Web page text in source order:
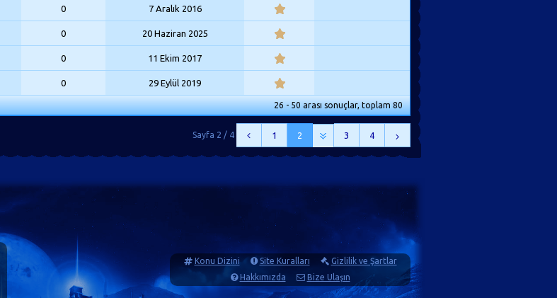
0
7 Aralık 2016
0
20 Haziran 2025
0
11 Ekim 2017
0 29 Eylül 2019
26 - 50 arası sonuçlar, toplam 80
1 2 3 4
Sayfa 2 / 4
Konu Dizini Site Kuralları
Gizlilik ve Şartlar
Hakkımızda
Bize Ulaşın